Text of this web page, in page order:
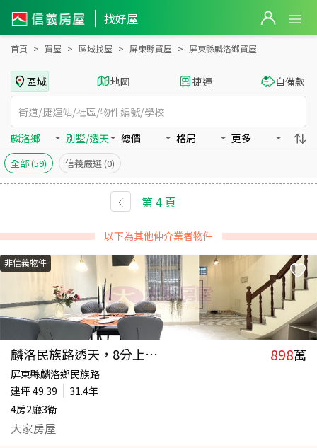
找好屋
屏東縣麟洛鄉買房：別墅/透天房屋物件出售、房價分析
首頁 買屋 區域找屋 屏東縣買屋 屏東縣麟洛鄉買屋
區域 地圖 捷運 自備款
麟洛鄉 別墅/透天 總價 格局 更多
全部(59) 信義嚴選 (0)
第 4頁
以下為其他仲介業者物件
非信義物件
麟洛民族路透天，8分上國道 898萬
屏東縣麟洛鄉民族路
建坪 49.39
31.4年
4房2廳3衛
大家房屋